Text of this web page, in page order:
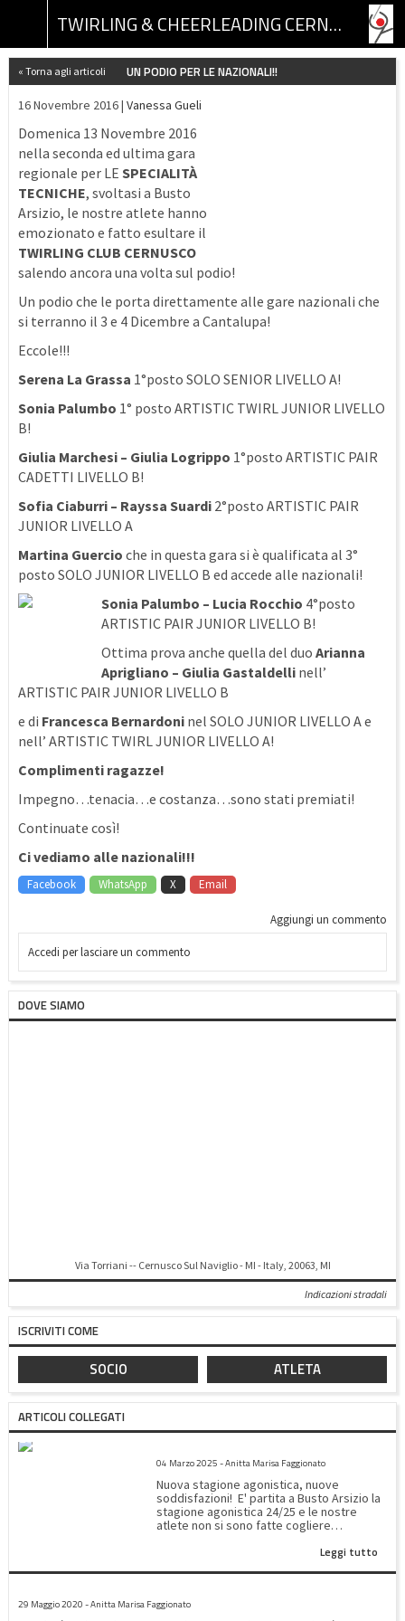
TWIRLING & CHEERLEADING CERNUSCO ASSOCIAZIONE SPORTIVA DILETTANTISTICA
« Torna agli articoli UN PODIO PER LE NAZIONALI!!
16 Novembre 2016 | Vanessa Gueli
Domenica 13 Novembre 2016
nella seconda ed ultima gara
regionale per LE SPECIALITÀ
TECNICHE, svoltasi a Busto
Arsizio, le nostre atlete hanno
emozionato e fatto esultare il
TWIRLING CLUB CERNUSCO
salendo ancora una volta sul podio!
Un podio che le porta direttamente alle gare nazionali che
si terranno il 3 e 4 Dicembre a Cantalupa!
Eccole!!!
Serena La Grassa 1°posto SOLO SENIOR LIVELLO A!
Sonia Palumbo 1° posto ARTISTIC TWIRL JUNIOR LIVELLO
B!
Giulia Marchesi – Giulia Logrippo 1°posto ARTISTIC PAIR
CADETTI LIVELLO B!
Sofia Ciaburri – Rayssa Suardi 2°posto ARTISTIC PAIR
JUNIOR LIVELLO A
Martina Guercio che in questa gara si è qualificata al 3°
posto SOLO JUNIOR LIVELLO B ed accede alle nazionali!
Sonia Palumbo – Lucia Rocchio 4°posto
ARTISTIC PAIR JUNIOR LIVELLO B!
Ottima prova anche quella del duo Arianna
Aprigliano – Giulia Gastaldellinell’
ARTISTIC PAIR JUNIOR LIVELLO B
e di Francesca Bernardoni nel SOLO JUNIOR LIVELLO A e
nell’ ARTISTIC TWIRL JUNIOR LIVELLO A!
Complimenti ragazze!
Impegno…tenacia…e costanza…sono stati premiati!
Continuate così!
Ci vediamo alle nazionali!!!
Facebook WhatsApp X Email
Aggiungi un commento
Accedi per lasciare un commento
DOVE SIAMO
Via Torriani -- Cernusco Sul Naviglio - MI - Italy, 20063, MI
Indicazioni stradali
ISCRIVITI COME
SOCIO ATLETA
ARTICOLI COLLEGATI
04 Marzo 2025 - Anitta Marisa Faggionato
Nuova stagione agonistica, nuove
soddisfazioni! E' partita a Busto Arsizio la
stagione agonistica 24/25 e le nostre
atlete non si sono fatte cogliere
riconoscimenti ottenuti nelle diverse
affrontato la prova in COPPA ITALIA nelle
Greta Fiordalisio: 6º posto - ⁠Maria Vittoria
Leggi tutto
29 Maggio 2020 - Anitta Marisa Faggionato